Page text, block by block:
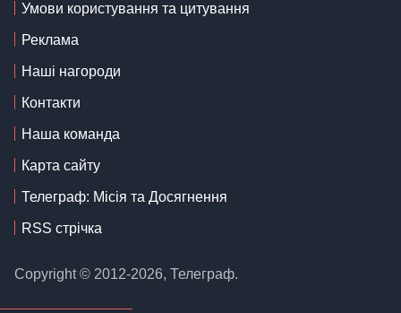
Умови користування та цитування
Реклама
Наші нагороди
Контакти
Наша команда
Карта сайту
Телеграф: Місія та Досягнення
RSS стрічка
Copyright © 2012-2026, Телеграф.